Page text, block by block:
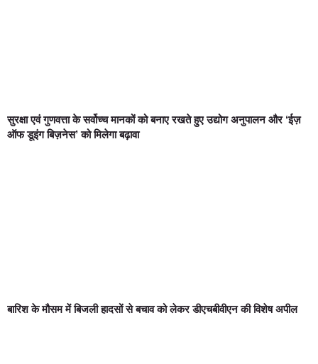
सुरक्षा एवं गुणवत्ता के सर्वोच्च मानकों को बनाए रखते हुए उद्योग अनुपालन और ‘ईज़
ऑफ डूइंग बिज़नेस’ को मिलेगा बढ़ावा
बारिश के मौसम में बिजली हादसों से बचाव को लेकर डीएचबीवीएन की विशेष अपील